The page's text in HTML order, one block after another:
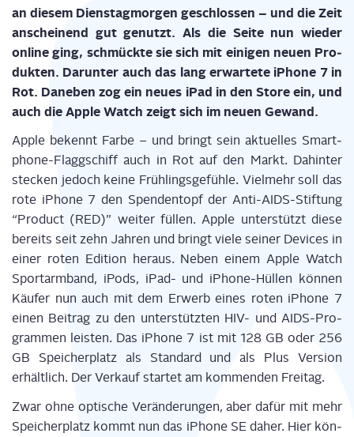
an die­sem Diens­tag­mor­gen geschlos­sen – und die Zeit
anschei­nend gut genutzt. Als die Sei­te nun wie­der
online ging, schmück­te sie sich mit eini­gen neu­en Pro­
duk­ten. Dar­un­ter auch das lang erwar­te­te iPho­ne 7 in
Rot. Dane­ben zog ein neu­es iPad in den Store ein, und
auch die Apple Watch zeigt sich im neu­en Gewand.
Apple bekennt Far­be – und bringt sein aktu­el­les Smart­
phone-Flagg­schiff auch in Rot auf den Markt. Dahin­ter
ste­cken jedoch kei­ne Früh­lings­ge­füh­le. Viel­mehr soll das
rote iPho­ne 7 den Spen­den­topf der Anti-AIDS-Stif­tung
“Pro­duct (RED)” wei­ter fül­len. Apple unter­stützt die­se
bereits seit zehn Jah­ren und bringt vie­le sei­ner Devices in
einer roten Edi­ti­on her­aus. Neben einem Apple Watch
Sport­arm­band, iPods, iPad- und iPho­ne-Hül­len kön­nen
Käu­fer nun auch mit dem Erwerb eines roten iPho­ne 7
einen Bei­trag zu den unter­stütz­ten HIV- und AIDS-Pro­
gram­men leis­ten. Das iPho­ne 7 ist mit 128 GB oder 256
GB Spei­cher­platz als Stan­dard und als Plus Ver­si­on
erhält­lich. Der Ver­kauf star­tet am kom­men­den Freitag.
Zwar ohne opti­sche Ver­än­de­run­gen, aber dafür mit mehr
Spei­cher­platz kommt nun das iPho­ne SE daher. Hier kön­